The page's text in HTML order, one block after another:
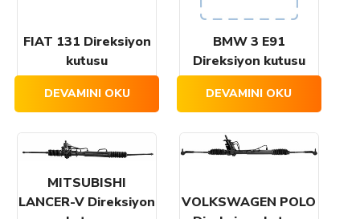
FIAT 131 Direksiyon
kutusu
DEVAMINI OKU
BMW 3 E91
Direksiyon kutusu
DEVAMINI OKU
MITSUBISHI
LANCER-V Direksiyon
VOLKSWAGEN POLO